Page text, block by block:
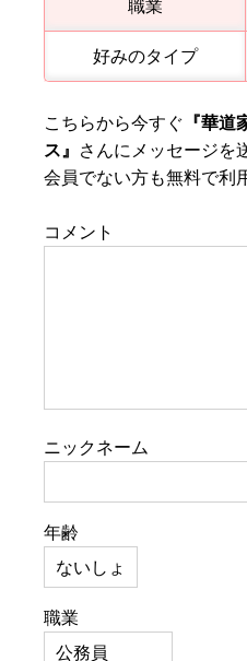
職業
好みのタイプ
こちらから今すぐ 『華道
ス』
さんにメッセージを
会員でない方も無料で利
コメント
ニックネーム
年齢
職業